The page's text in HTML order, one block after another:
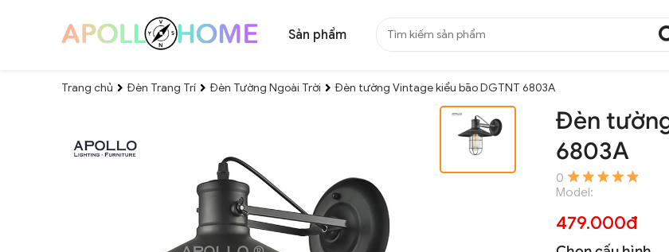
Sản phẩm
Trang chủ Đèn Trang Trí Đèn Tường Ngoài Trời Đèn tường Vintage kiểu bão DGTNT 6803A
Đèn
6803A
0
Model:
479.000đ